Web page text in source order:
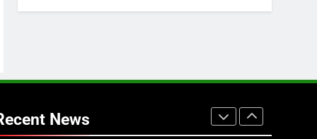
News
Orangutan Muncul di Tengah
2
Agenda ke Calon Rektor Prof.
Bhayu Rhama Siap Kawal Sejak